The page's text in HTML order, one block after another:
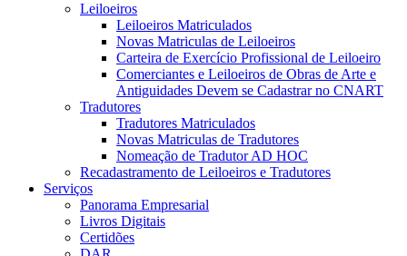
Leiloeiros
Leiloeiros Matriculados
Novas Matriculas de Leiloeiros
Carteira de Exercício Profissional de Leiloeiro
Comerciantes e Leiloeiros de Obras de Arte e
Antiguidades Devem se Cadastrar no CNART
Tradutores
Tradutores Matriculados
Novas Matriculas de Tradutores
Nomeação de Tradutor AD HOC
Recadastramento de Leiloeiros e Tradutores
Serviços
Panorama Empresarial
Livros Digitais
Certidões